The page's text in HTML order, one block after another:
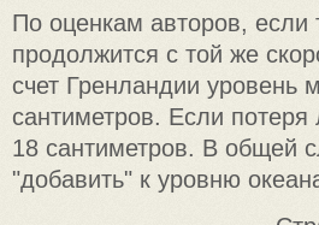
По оценкам авторов, если
продолжится с той же
счет Гренландии уровень
сантиметров. Если
18 сантиметров. В общей
"добавить" к уровню